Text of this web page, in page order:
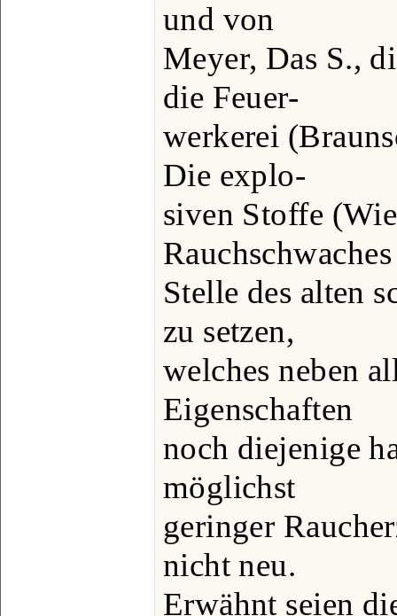
und von
Meyer, Das S.,
die Feuer-
werkerei
Die explo-
siven Stoffe
Stelle des alten
zu setzen,
welches neben
Eigenschaften
noch diejenige
möglichst
geringer
nicht neu.
Erwähnt seien